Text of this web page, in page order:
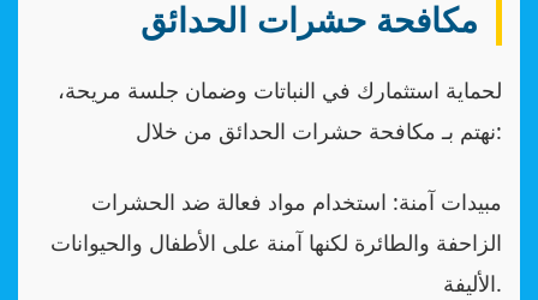
مكافحة حشرات الحدائق
لحماية استثمارك في النباتات وضمان جلسة مريحة،
نهتم بـ مكافحة حشرات الحدائق من خلال:
مبيدات آمنة: استخدام مواد فعالة ضد الحشرات
الزاحفة والطائرة لكنها آمنة على الأطفال والحيوانات
الأليفة.